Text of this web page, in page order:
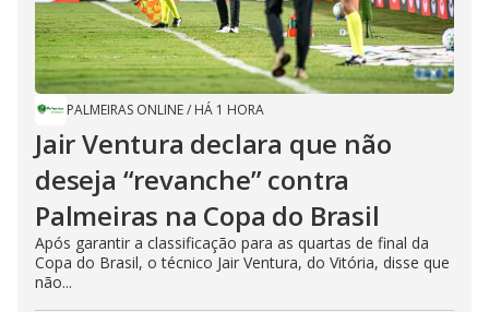
PALMEIRAS ONLINE/ HÁ 1 HORA
Jair Ventura declara que não
deseja “revanche” contra
Palmeiras na Copa do Brasil
Após garantir a classificação para as quartas de final da
Copa do Brasil, o técnico Jair Ventura, do Vitória, disse que
não...